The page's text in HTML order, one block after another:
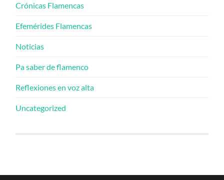
Crónicas Flamencas
Efemérides Flamencas
Noticias
Pa saber de flamenco
Reflexiones en voz alta
Uncategorized